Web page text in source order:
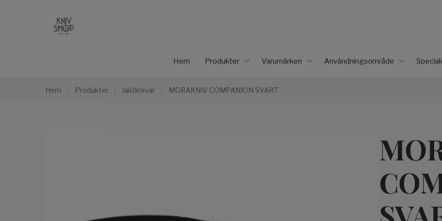
Hem Produkter Varumärken Användningsområde
Hem / Produkter / Jaktknivar / MORAKNIV COMPANION SVART